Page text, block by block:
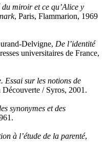
du miroir et ce qu’Alice y
, Paris, Flammarion, 1969
Delvigne, De l’identité
universitaires de France,
Essai sur les notions de
Découverte / Syros, 2001.
synonymes et des
à l’étude de la parenté,